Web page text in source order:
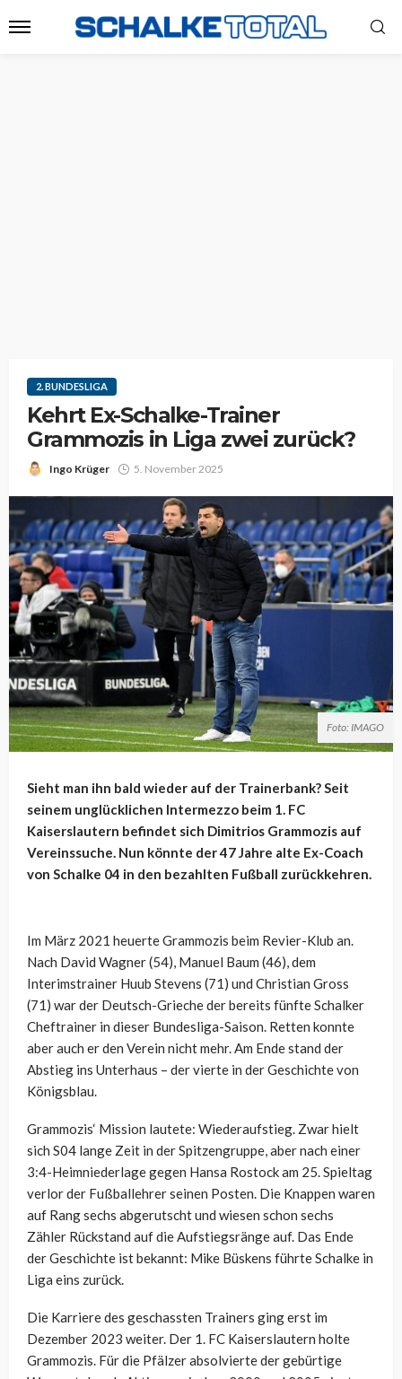
2. BUNDESLIGA
Kehrt Ex-Schalke-Trainer
Grammozis in Liga zwei zurück?
Ingo Krüger 5. November 2025
Foto: IMAGO
Sieht man ihn bald wieder auf der Trainerbank? Seit
seinem unglücklichen Intermezzo beim 1. FC
Kaiserslautern befindet sich Dimitrios Grammozis auf
Vereinssuche. Nun könnte der 47 Jahre alte Ex-Coach
von Schalke 04 in den bezahlten Fußball zurückkehren.
Im März 2021 heuerte Grammozis beim Revier-Klub an.
Nach David Wagner (54), Manuel Baum (46), dem
Interimstrainer Huub Stevens (71) und Christian Gross
(71) war der Deutsch-Grieche der bereits fünfte Schalker
Cheftrainer in dieser Bundesliga-Saison. Retten konnte
aber auch er den Verein nicht mehr. Am Ende stand der
Abstieg ins Unterhaus – der vierte in der Geschichte von
Königsblau.
Grammozis‘ Mission lautete: Wiederaufstieg. Zwar hielt
sich S04 lange Zeit in der Spitzengruppe, aber nach einer
3:4-Heimniederlage gegen Hansa Rostock am 25. Spieltag
verlor der Fußballehrer seinen Posten. Die Knappen waren
auf Rang sechs abgerutscht und wiesen schon sechs
Zähler Rückstand auf die Aufstiegsränge auf. Das Ende
der Geschichte ist bekannt: Mike Büskens führte Schalke in
Liga eins zurück.
Die Karriere des geschassten Trainers ging erst im
Dezember 2023 weiter. Der 1. FC Kaiserslautern holte
Grammozis. Für die Pfälzer absolvierte der gebürtige